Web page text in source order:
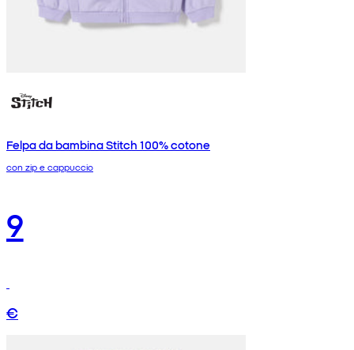
Felpa da bambina Stitch 100% cotone
con zip e cappuccio
9
€